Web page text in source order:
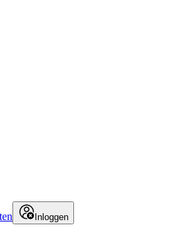
Inloggen